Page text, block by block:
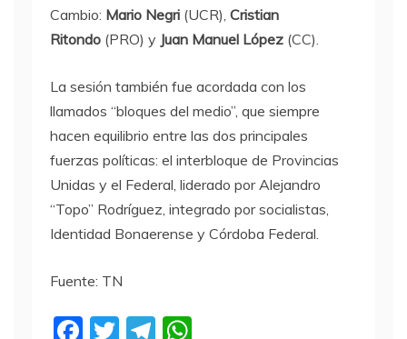
Cambio: Mario Negri (UCR), Cristian
Ritondo (PRO) y Juan Manuel López (CC).
La sesión también fue acordada con los
llamados “bloques del medio”, que siempre
hacen equilibrio entre las dos principales
fuerzas políticas: el interbloque de Provincias
Unidas y el Federal, liderado por Alejandro
“Topo” Rodríguez, integrado por socialistas,
Identidad Bonaerense y Córdoba Federal.
Fuente: TN
F
T
T